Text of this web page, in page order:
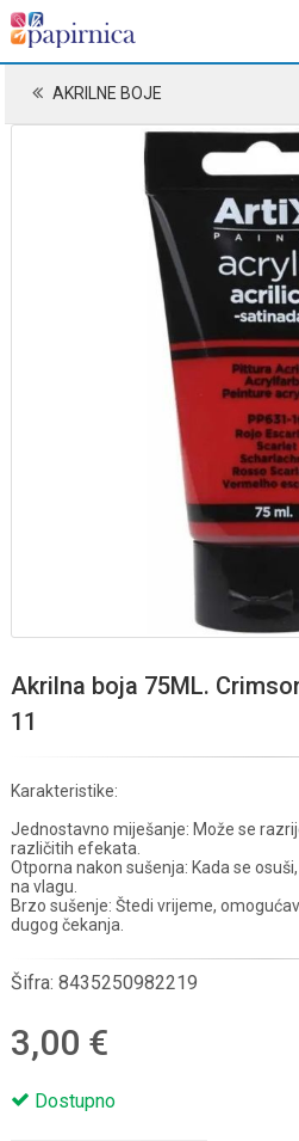
AKRILNE BOJE
Akrilna boja 75ML.
11
Karakteristike:
Jednostavno miješanje: Može se
različitih efekata.
Otporna nakon sušenja: Kada se
na vlagu.
Brzo sušenje: Štedi vrijeme,
dugog čekanja.
Šifra: 8435250982219
3,00 €
Dostupno